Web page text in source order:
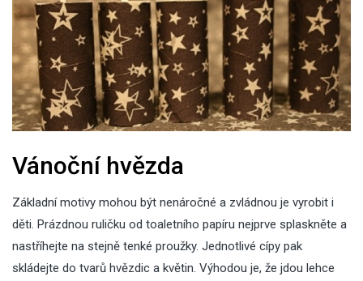
Vánoční hvězda
Základní motivy mohou být nenáročné a zvládnou je vyrobit i
děti. Prázdnou ruličku od toaletního papíru nejprve splaskněte a
nastříhejte na stejně tenké proužky. Jednotlivé cípy pak
skládejte do tvarů hvězdic a květin. Výhodou je, že jdou lehce